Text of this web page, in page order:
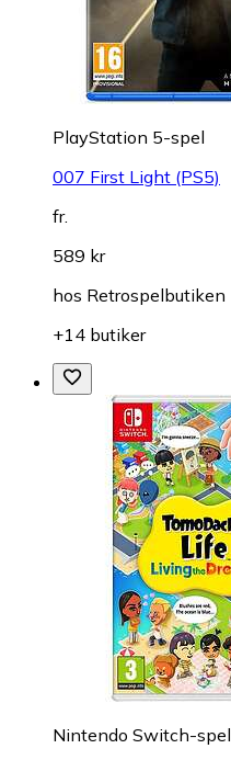
PlayStation 5-spel
007 First Light (PS5)
fr.
589 kr
hos Retrospelbutiken
+14 butiker
Nintendo Switch-spel